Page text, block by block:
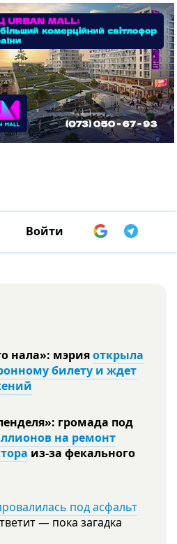
Войти
нала»: мэрияоткрыла
билету и ждет
громада под
на ремонт
из-за фекального
под асфальт
— пока загадка